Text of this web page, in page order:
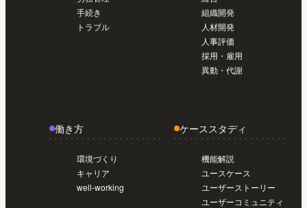
導入前準備編【初めてのSmartHR #02】
手続き
トラブル
組織開発
人材開発
人事評価
採用・雇用
異動・代謝
働き方
環境づくり
キャリア
well-working
ケーススタディ
機能解説
ユースケース
ユーザーストーリー
ユーザーコミュニティ